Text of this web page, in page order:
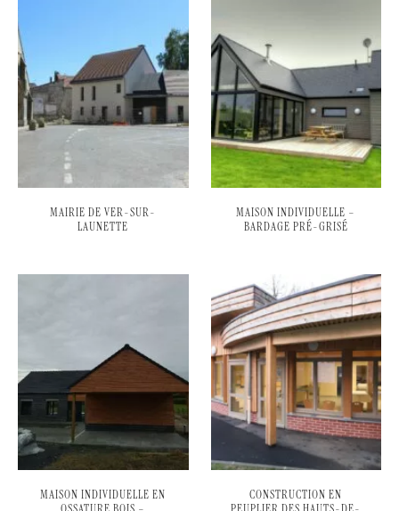
MAIRIE DE VER-SUR-
LAUNETTE
MAISON INDIVIDUELLE –
BARDAGE PRÉ-GRISÉ
MAISON INDIVIDUELLE EN
CONSTRUCTION EN